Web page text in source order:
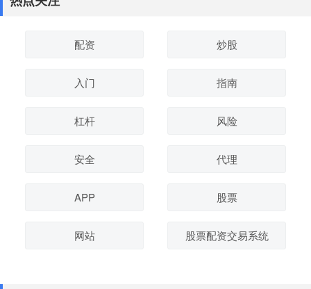
配资 炒股
入门 指南
杠杆 风险
安全 代理
APP 股票
网站 股票配资交易系统